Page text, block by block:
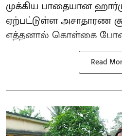
முக்கிய பாதையான
ஏற்பட்டுள்ள அசாதாரண
எத்தனால் கொள்கை
Read